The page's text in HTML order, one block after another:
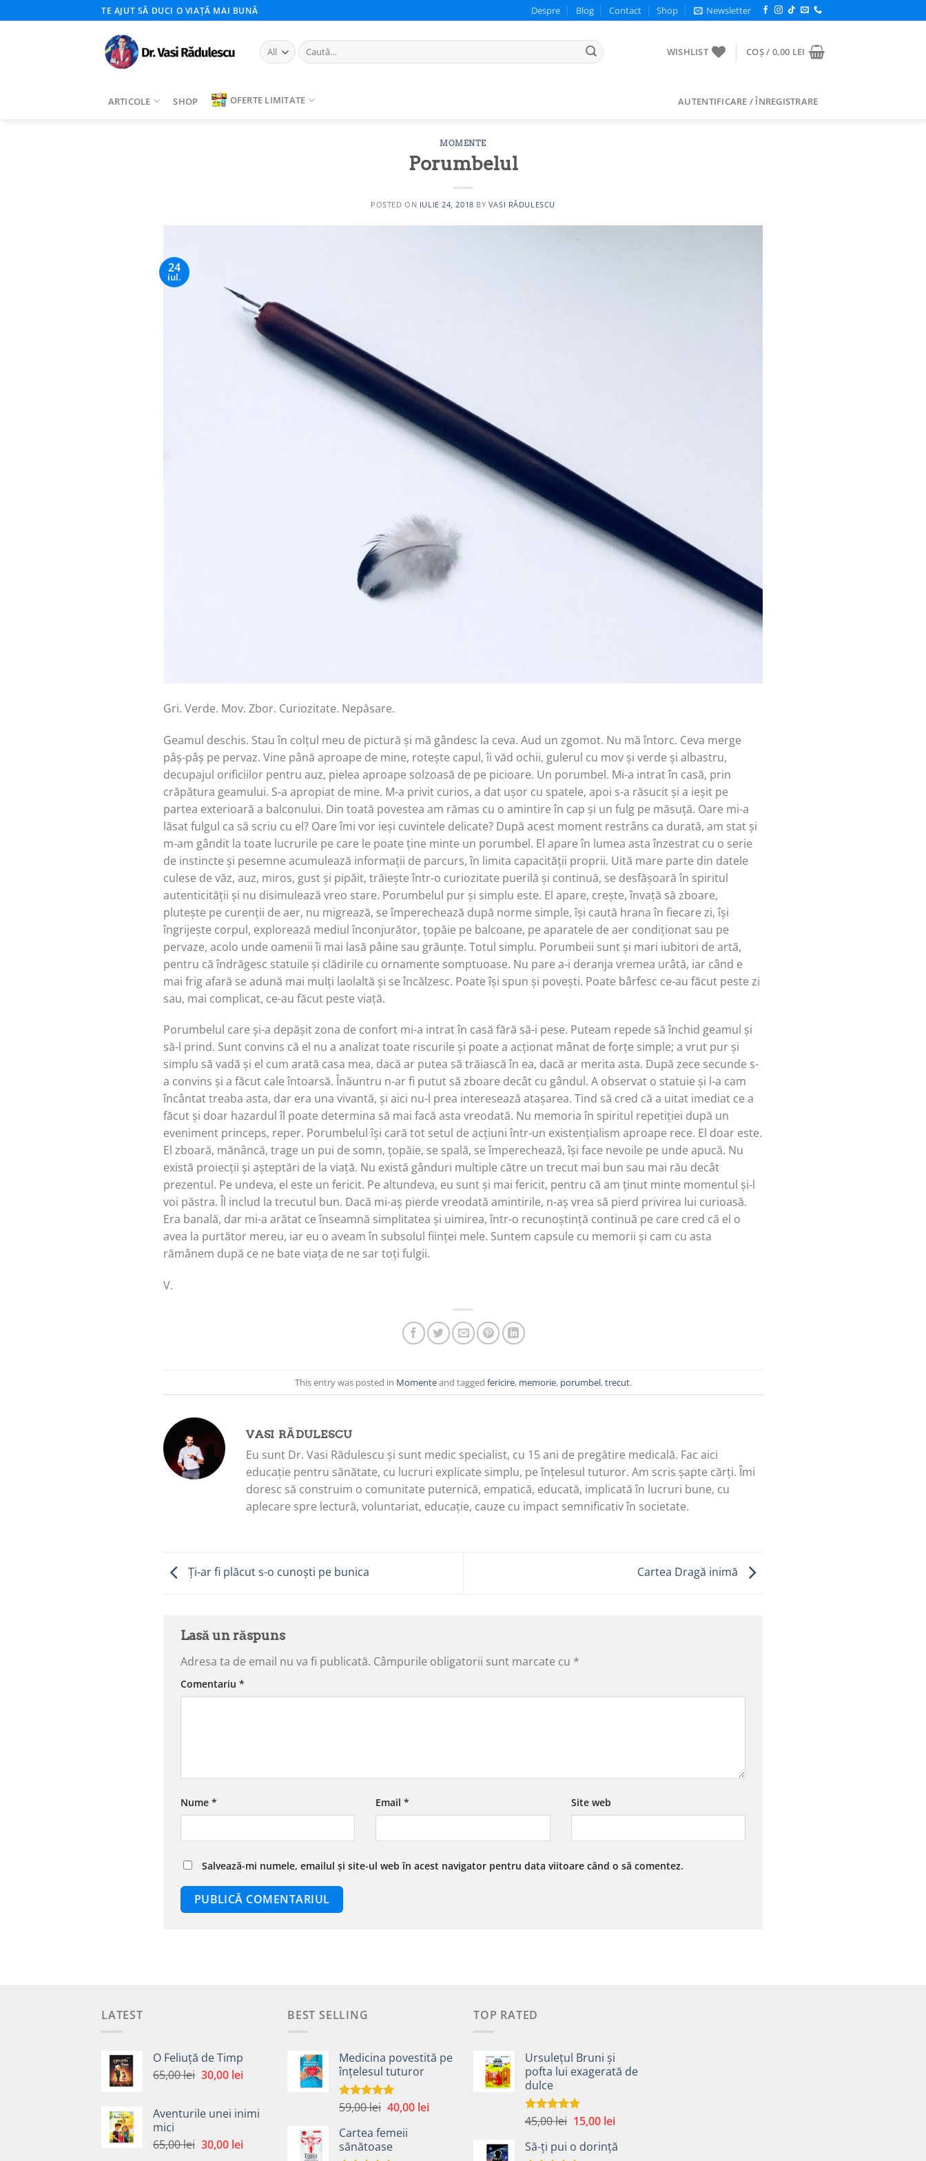
to
TE AJUT SĂ DUCI O VIAȚĂ MAI BUNĂ Despre Blog Contact Shop Newsletter
Caută
după:
WISHLIST COȘ / 0,00 LEI
ARTICOLE SHOP OFERTE LIMITATE AUTENTIFICARE / ÎNREGISTRARE
MOMENTE
Porumbelul
POSTED ON IULIE 24, 2018 BY VASI RĂDULESCU
24
iul.
Gri. Verde. Mov. Zbor. Curiozitate. Nepăsare.
Geamul deschis. Stau în colțul meu de pictură și mă gândesc la ceva. Aud un zgomot. Nu mă întorc. Ceva merge
pâș-pâș pe pervaz. Vine până aproape de mine, rotește capul, îi văd ochii, gulerul cu mov și verde și albastru,
decupajul orificiilor pentru auz, pielea aproape solzoasă de pe picioare. Un porumbel. Mi-a intrat în casă, prin
crăpătura geamului. S-a apropiat de mine. M-a privit curios, a dat ușor cu spatele, apoi s-a răsucit și a ieșit pe
partea exterioară a balconului. Din toată povestea am rămas cu o amintire în cap și un fulg pe măsuță. Oare mi-a
lăsat fulgul ca să scriu cu el? Oare îmi vor ieși cuvintele delicate? După acest moment restrâns ca durată, am stat și
m-am gândit la toate lucrurile pe care le poate ține minte un porumbel. El apare în lumea asta înzestrat cu o serie
de instincte și pesemne acumulează informații de parcurs, în limita capacității proprii. Uită mare parte din datele
culese de văz, auz, miros, gust și pipăit, trăiește într-o curiozitate puerilă și continuă, se desfășoară în spiritul
autenticității și nu disimulează vreo stare. Porumbelul pur și simplu este. El apare, crește, învață să zboare,
plutește pe curenții de aer, nu migrează, se împerechează după norme simple, își caută hrana în fiecare zi, își
îngrijește corpul, explorează mediul înconjurător, țopăie pe balcoane, pe aparatele de aer condiționat sau pe
pervaze, acolo unde oamenii îi mai lasă pâine sau grăunțe. Totul simplu. Porumbeii sunt și mari iubitori de artă,
pentru că îndrăgesc statuile și clădirile cu ornamente somptuoase. Nu pare a-i deranja vremea urâtă, iar când e
mai frig afară se adună mai mulți laolaltă și se încălzesc. Poate își spun și povești. Poate bârfesc ce-au făcut peste zi
sau, mai complicat, ce-au făcut peste viață.
Porumbelul care și-a depășit zona de confort mi-a intrat în casă fără să-i pese. Puteam repede să închid geamul și
să-l prind. Sunt convins că el nu a analizat toate riscurile și poate a acționat mânat de forțe simple; a vrut pur și
simplu să vadă și el cum arată casa mea, dacă ar putea să trăiască în ea, dacă ar merita asta. După zece secunde s-
a convins și a făcut cale întoarsă. Înăuntru n-ar fi putut să zboare decât cu gândul. A observat o statuie și l-a cam
încântat treaba asta, dar era una vivantă, și aici nu-l prea interesează atașarea. Tind să cred că a uitat imediat ce a
făcut și doar hazardul îl poate determina să mai facă asta vreodată. Nu memoria în spiritul repetiției după un
eveniment princeps, reper. Porumbelul își cară tot setul de acțiuni într-un existențialism aproape rece. El doar este.
El zboară, mănâncă, trage un pui de somn, țopăie, se spală, se împerechează, își face nevoile pe unde apucă. Nu
există proiecții și așteptări de la viață. Nu există gânduri multiple către un trecut mai bun sau mai rău decât
prezentul. Pe undeva, el este un fericit. Pe altundeva, eu sunt și mai fericit, pentru că am ținut minte momentul și-l
voi păstra. Îl includ la trecutul bun. Dacă mi-aș pierde vreodată amintirile, n-aș vrea să pierd privirea lui curioasă.
Era banală, dar mi-a arătat ce înseamnă simplitatea și uimirea, într-o recunoștință continuă pe care cred că el o
avea la purtător mereu, iar eu o aveam în subsolul ființei mele. Suntem capsule cu memorii și cam cu asta
rămânem după ce ne bate viața de ne sar toți fulgii.
V.
This entry was posted in Momenteand tagged fericire, memorie, porumbel,trecut.
VASI RĂDULESCU
Eu sunt Dr. Vasi Rădulescu și sunt medic specialist, cu 15 ani de pregătire medicală. Fac aici
educație pentru sănătate, cu lucruri explicate simplu, pe înțelesul tuturor. Am scris șapte cărți. Îmi
doresc să construim o comunitate puternică, empatică, educată, implicată în lucruri bune, cu
aplecare spre lectură, voluntariat, educație, cauze cu impact semnificativ în societate.
Ți-ar fi plăcut s-o cunoști pe bunica Cartea Dragă inimă
Lasă un răspuns
Adresa ta de email nu va fi publicată. Câmpurile obligatorii sunt marcate cu *
Comentariu *
Nume * Email* Site web
Salvează-mi numele, emailul și site-ul web în acest navigator pentru data viitoare când o să comentez.
LATEST
O Feliuță de Timp
65,00lei Prețul
fost:
30,00 leiPrețul
30,00 lei.
Aventurile unei inimi
mici
65,00lei Prețul
30,00 leiPrețul
BEST SELLING
Medicina povestită pe
înțelesul tuturor
Evaluat la
59,00lei Prețul
a
fost:
40,00 leiPrețul
Cartea femeii
sănătoase
TOP RATED
Ursulețul Bruni și
pofta lui exagerată de
dulce
Evaluat la
45,00lei Prețul
a
15,00 leiPrețul
este:
Să-ți pui o dorință